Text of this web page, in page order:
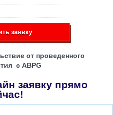
заявку
от проведенного
с ABPG
заявку прямо